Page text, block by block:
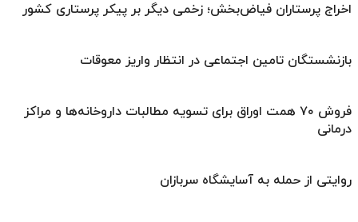
اخراج پرستاران فیاض‌بخش؛ زخمی دیگر بر پیکر پرستاری کشور
بازنشستگان تامین اجتماعی در انتظار واریز معوقات
فروش ۷۰ همت اوراق برای تسویه مطالبات داروخانه‌ها و مراکز
درمانی
روایتی از حمله به آسایشگاه سربازان